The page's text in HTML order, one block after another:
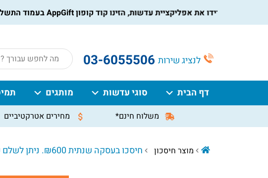
הורידו את אפליקציית עדשות, הזינו קוד קופון AppGift בעמוד התשלום, וקבלו הנחה מיידית על ההזמנה
לנציג שירות 03-6055506
Products
search
דף הבית סוגי עדשות מותגים
משלוח חינם* מחירים אטרקטיביים
מוצר חיסכון חיסכו בעסקה שנתית ₪600. ניתן לשלם עד 12 תשלומים ללא ריבית.